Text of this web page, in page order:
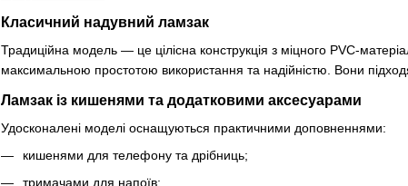
Класичний надувний ламзак
Традиційна модель — це цілісна конструкція з міцного PVC-
максимальною простотою використання та надійністю. Вони
Ламзак із кишенями та додатковими аксесуарами
Удосконалені моделі оснащуються практичними доповненнями:
кишенями для телефону та дрібниць;
тримачами для напоїв;